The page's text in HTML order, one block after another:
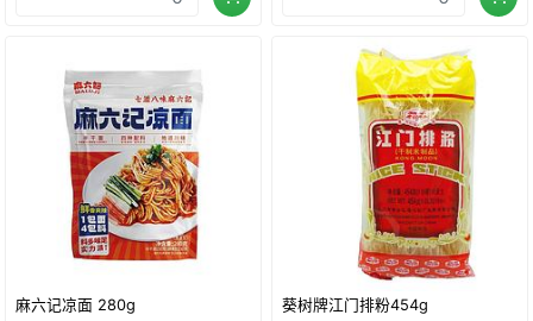
麻六记凉面 280g 葵树牌江门排粉454g